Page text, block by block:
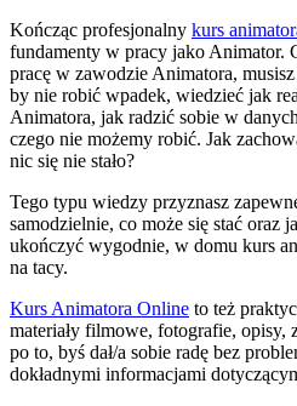
Kończąc profesjonalny kurs
fundamenty w pracy jako Animator.
pracę w zawodzie Animatora,
by nie robić wpadek, wiedzieć jak
Animatora, jak radzić sobie w
czego nie możemy robić. Jak
nic się nie stało?
Tego typu wiedzy przyznasz
samodzielnie, co może się stać oraz
ukończyć wygodnie, w domu kurs
na tacy.
Kurs Animatora Online to też
materiały filmowe, fotografie, opisy,
po to, byś dał/a sobie radę bez
dokładnymi informacjami